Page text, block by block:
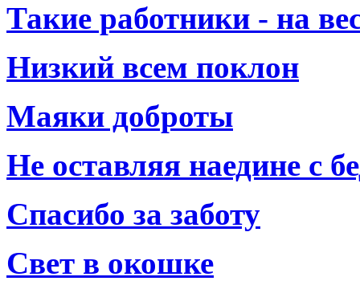
Такие работники - на
Низкий всем поклон
Маяки доброты
Не оставляя наедине с
Спасибо за заботу
Свет в окошке